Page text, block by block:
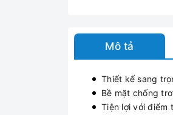
Mô tả
Thiết kế sang
Bề mặt chống
Tiện lợi với điểm